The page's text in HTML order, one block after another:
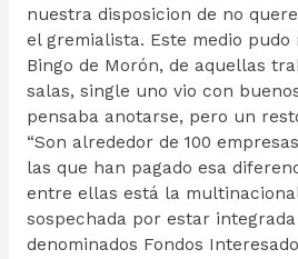
nuestra disposicion de no
el gremialista. Este medio pudo
Bingo de Morón, de aquellas
salas, single uno vio con
pensaba anotarse, pero un
“Son alrededor de 100
las que han pagado esa
entre ellas está la
sospechada por estar
denominados Fondos